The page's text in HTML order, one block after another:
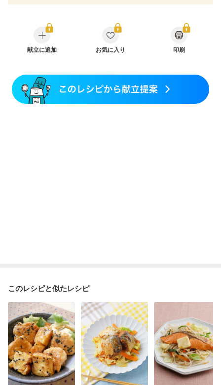
糖尿病性腎症（第３期）
CKD（ステージ１）
CKD（ステージ２）
乳がん（抗がん剤治療中）
乳がん（ホルモン療法中）
乳がん（放射線治療中）
骨折
骨粗しょう症
フレイル（年齢に合わせた体作り）
低栄養予防
貧血対策
ニキビ・肌荒れ
献立に追加 お気に入り 印刷
このレシピと似たレシピ